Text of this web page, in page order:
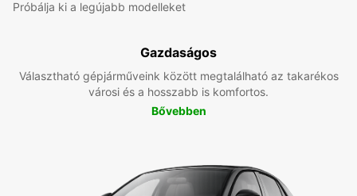
Próbálja ki a legújabb modelleket
Gazdaságos
Választható gépjárműveink között megtalálható az takarékos
városi és a hosszabb is komfortos.
Bővebben